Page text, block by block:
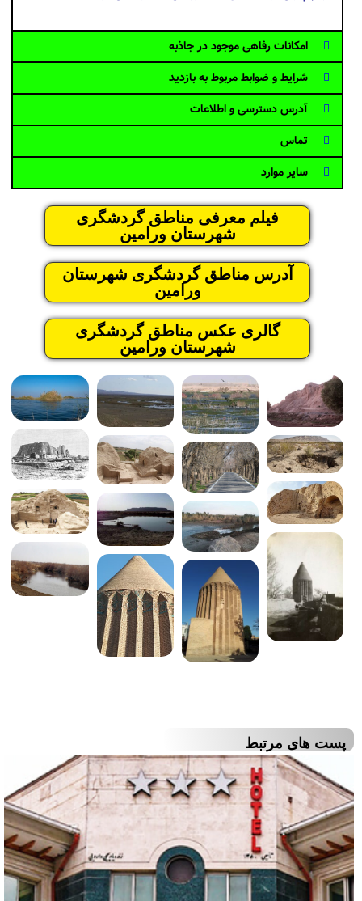
امکانات رفاهی موجود در جاذبه
شرایط و ضوابط مربوط به بازدید
آدرس دسترسی و اطلاعات
تماس
سایر موارد
فیلم معرفی مناطق گردشگری
شهرستان ورامین
آدرس مناطق گردشگری شهرستان
ورامین
گالری عکس مناطق گردشگری
شهرستان ورامین
پست های مرتبط